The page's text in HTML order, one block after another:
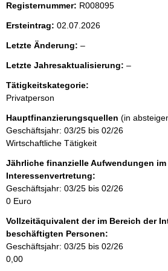
t
e
n
i
n
h
a
l
t
Registernummer: R008095
Ersteintrag: 02.07.2026
Letzte Änderung: –l
e
r
Letzte Jahresaktualisierung: –l
Tätigkeitskategorie:
Privatperson
Hauptfinanzierungsquellen (in
Geschäftsjahr: 03/25 bis 02/26
Wirtschaftliche Tätigkeit
Jährliche finanzielle Aufwendungen im
Interessenvertretung:
Geschäftsjahr: 03/25 bis 02/26
0 Euro
Vollzeitäquivalent der im Bereich der
beschäftigten Personen:
Geschäftsjahr: 03/25 bis 02/26
0,00